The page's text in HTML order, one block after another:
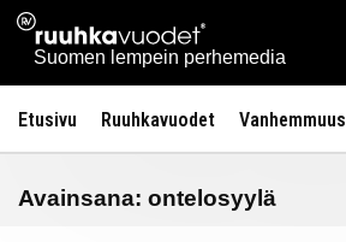
Siirry
sisältöön
Ruuhkavuodet.fi
Suomen lempein perhemedia
Etusivu Ruuhkavuodet Vanhemmuus
Avainsana: ontelosyylä